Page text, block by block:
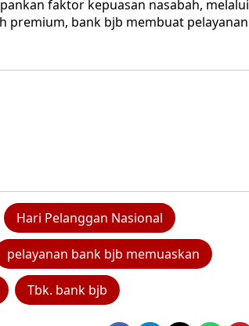
faktor kepuasan nasabah, melalui
premium, bank bjb membuat pelayanan
Hari Pelanggan Nasional
pelayanan bank bjb memuaskan
Tbk. bank bjb